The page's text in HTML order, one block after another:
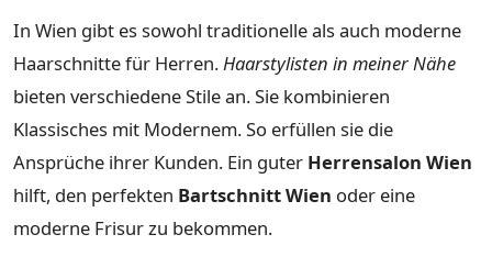
In Wien gibt es sowohl traditionelle als auch moderne
Haarschnitte für Herren.Haarstylisten in meiner Nähe
bieten verschiedene Stile an. Sie kombinieren
Klassisches mit Modernem. So erfüllen sie die
Ansprüche ihrer Kunden. Ein guter Herrensalon Wien
hilft, den perfekten Bartschnitt Wien oder eine
moderne Frisur zu bekommen.